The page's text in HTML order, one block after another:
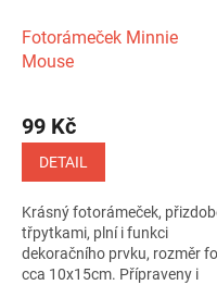
Fotorámeček Minnie
Mouse
hodnocení
produktu
5
hvězdiček.
99 Kč
DETAIL
Krásný fotorámeček,
třpytkami, plní i funkci
dekoračního prvku, rozměr
cca 10x15cm. Přípraveny i